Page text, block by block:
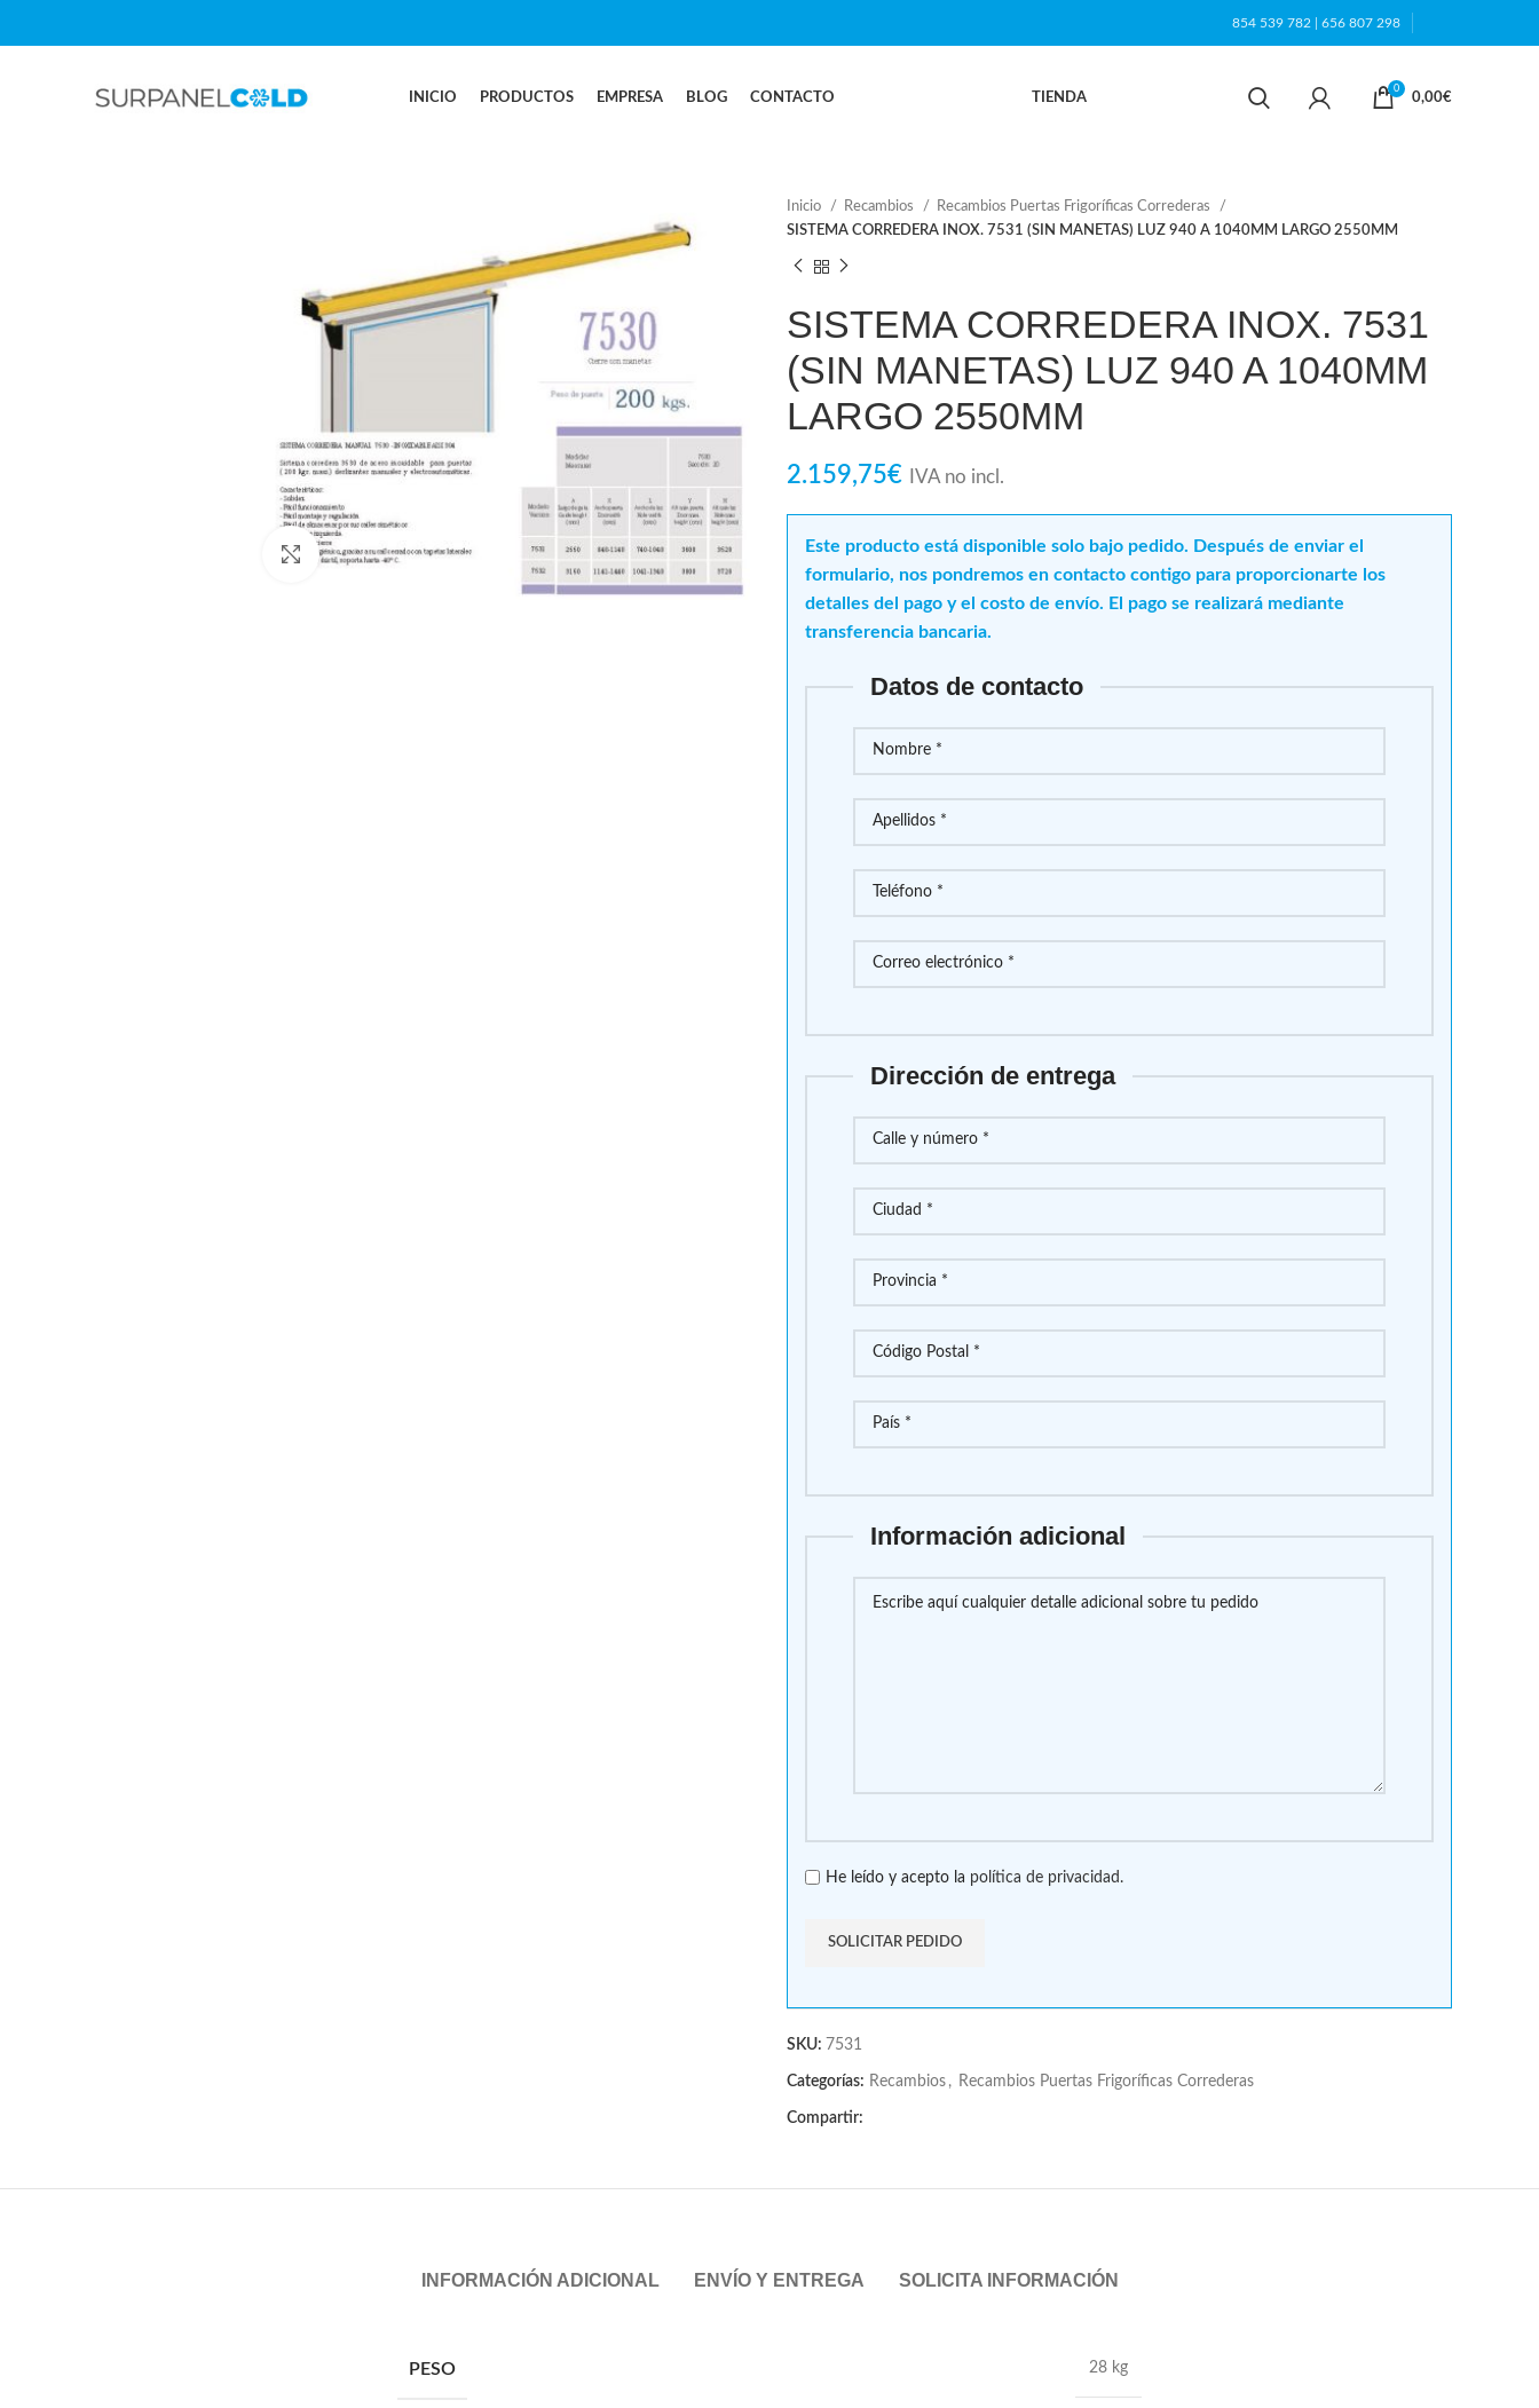
854 539 782 656 807 298
INICIO PRODUCTOS EMPRESA BLOG CONTACTO TIENDA
0
0,00€
Click para ampliar
Inicio Recambios
Recambios Puertas Frigoríficas Correderas
SISTEMA CORREDERA INOX. 7531 (SIN MANETAS) LUZ 940 A 1040MM LARGO 2550MM
SISTEMA CORREDERA INOX. 7531
(SIN MANETAS) LUZ 940 A 1040MM
LARGO 2550MM
2.159,75€ IVA no incl.
Este producto está disponible solo bajo pedido. Después de enviar el
formulario, nos pondremos en contacto contigo para proporcionarte los
detalles del pago y el costo de envío. El pago se realizará mediante
transferencia bancaria.
Datos de contacto
Dirección de entrega
Información adicional
He leído y acepto la política de privacidad.
SKU: 7531
Categorías: Recambios , Recambios Puertas Frigoríficas Correderas
Compartir:
INFORMACIÓN ADICIONAL ENVÍO Y ENTREGA SOLICITA INFORMACIÓN
PESO 28 kg